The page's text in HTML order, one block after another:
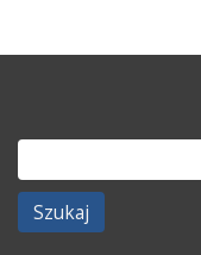
Szukaj: